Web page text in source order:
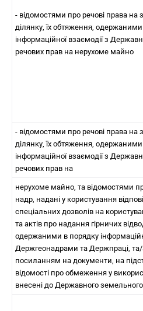
- відомостями про речові права на
ділянку, їх обтяження,
інформаційної взаємодії з
речових прав на нерухоме майно
- відомостями про речові права на
ділянку, їх обтяження,
інформаційної взаємодії з
речових прав на
нерухоме майно, та відомостями
надр, надані у користування
спеціальних дозволів на
та актів про надання гірничих
одержаними в порядку
Держгеонадрами та Держпраці,
посиланням на документи, на
відомості про обмеження у
внесені до Державного